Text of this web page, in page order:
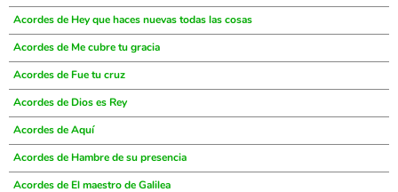
Acordes de Hey que haces nuevas todas las cosas
Acordes de Me cubre tu gracia
Acordes de Fue tu cruz
Acordes de Dios es Rey
Acordes de Aquí
Acordes de Hambre de su presencia
Acordes de El maestro de Galilea